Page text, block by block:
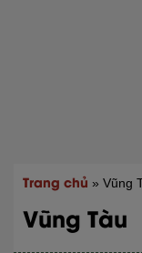
Trang chủ » Vũng
Vũng Tàu